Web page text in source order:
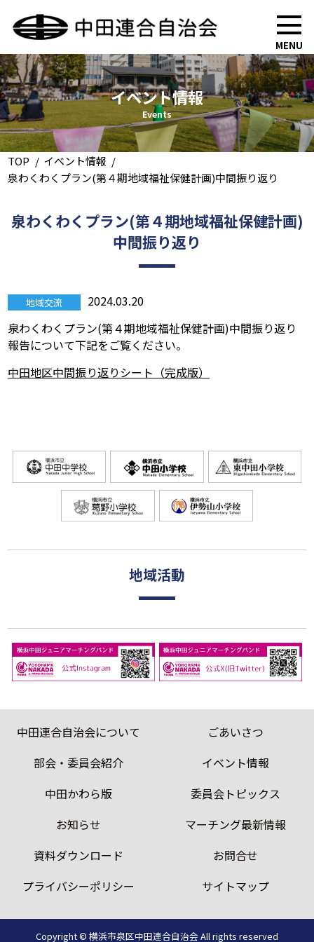
MENU
イベント情報
Events
TOP
イベント情報
泉わくわくプラン(第４期地域福祉保健計画)中間振り返り
泉わくわくプラン(第４期地域福祉保健計画)
中間振り返り
地域交流
2024.03.20
泉わくわくプラン(第４期地域福祉保健計画)中間振り返り
報告について下記をご覧ください。
中田地区中間振り返りシート（完成版）
地域活動
中田連合自治会について
ごあいさつ
部会・委員会紹介
イベント情報
中田かわら版
委員会トピックス
お知らせ
マーチング最新情報
資料ダウンロード
お問合せ
プライバシーポリシー
サイトマップ
Copyright © 横浜市泉区中田連合自治会 All rights reserved